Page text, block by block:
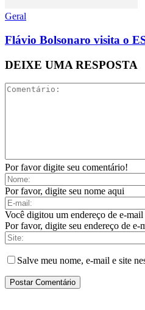
Geral
Flávio Bolsonaro visita o
DEIXE UMA RESPOSTA
Por favor digite seu comentário!
Por favor, digite seu nome aqui
Você digitou um endereço de e-
Por favor, digite seu endereço de e-
Salve meu nome, e-mail e site